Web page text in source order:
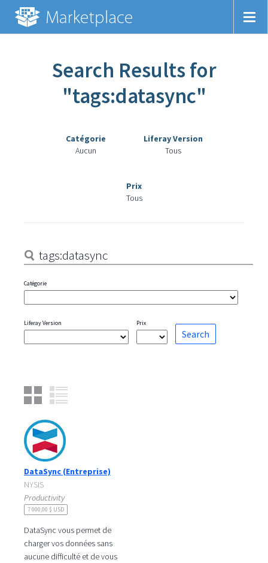
Search Results for
"tags:datasync"
Catégorie
Aucun
Liferay Version
Tous
Prix
Tous
Catégorie
Liferay Version Prix
DataSync (Entreprise)
NYSIS
Productivity
7 000,00 $ USD
DataSync vous permet de
charger vos données sans
aucune difficulté et de vous